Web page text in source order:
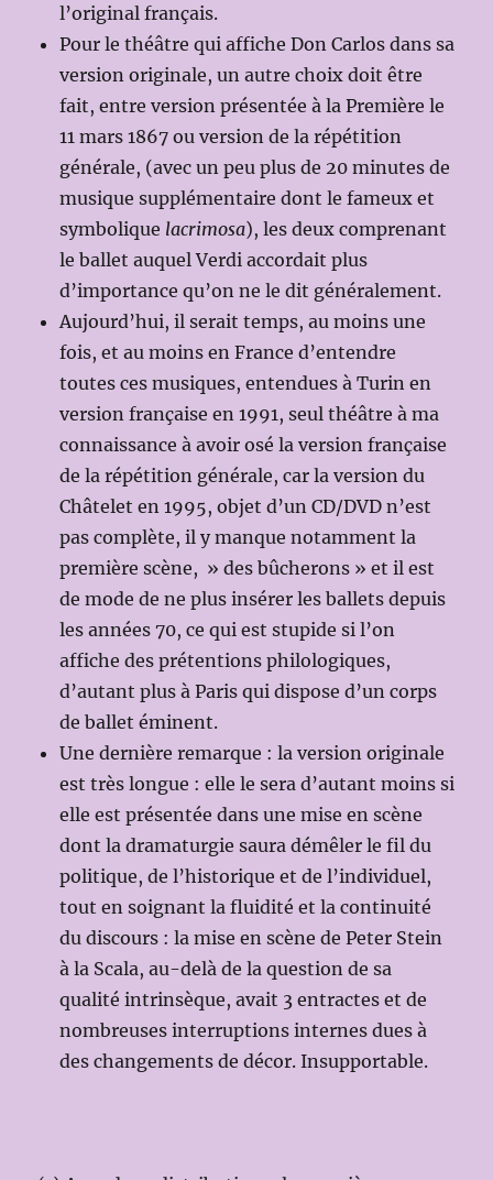
l’original français.
Pour le théâtre qui affiche Don Carlos dans sa
version originale, un autre choix doit être
fait, entre version présentée à la Première le
11 mars 1867 ou version de la répétition
générale, (avec un peu plus de 20 minutes de
musique supplémentaire dont le fameux et
symbolique lacrimosa), les deux comprenant
le ballet auquel Verdi accordait plus
d’importance qu’on ne le dit généralement.
Aujourd’hui, il serait temps, au moins une
fois, et au moins en France d’entendre
toutes ces musiques, entendues à Turin en
version française en 1991, seul théâtre à ma
connaissance à avoir osé la version française
de la répétition générale, car la version du
Châtelet en 1995, objet d’un CD/DVD n’est
pas complète, il y manque notamment la
première scène, » des bûcherons » et il est
de mode de ne plus insérer les ballets depuis
les années 70, ce qui est stupide si l’on
affiche des prétentions philologiques,
d’autant plus à Paris qui dispose d’un corps
de ballet éminent.
Une dernière remarque : la version originale
est très longue : elle le sera d’autant moins si
elle est présentée dans une mise en scène
dont la dramaturgie saura démêler le fil du
politique, de l’historique et de l’individuel,
tout en soignant la fluidité et la continuité
du discours : la mise en scène de Peter Stein
à la Scala, au-delà de la question de sa
qualité intrinsèque, avait 3 entractes et de
nombreuses interruptions internes dues à
des changements de décor. Insupportable.